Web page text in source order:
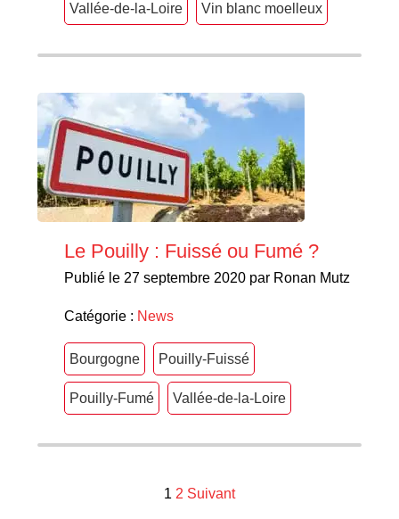
Vallée-de-la-Loire Vin blanc moelleux
Le Pouilly : Fuissé ou Fumé ?
Publié le 27 septembre 2020 par Ronan Mutz
Catégorie : News
Bourgogne Pouilly-Fuissé
Pouilly-Fumé Vallée-de-la-Loire
1 2 Suivant